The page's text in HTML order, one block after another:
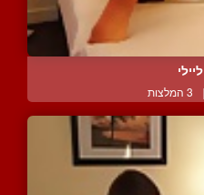
| 3 המלצות